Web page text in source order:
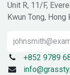
Unit R, 11/F,
Kwun Tong, Hong
+852 9789